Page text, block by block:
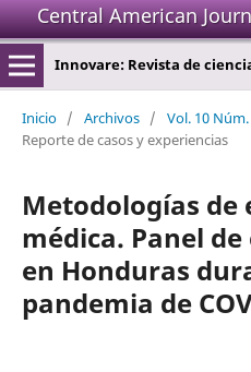
Central American
Innovare: Revista de
Inicio / Archivos / Vol. 10
Reporte de casos y experiencias
Metodologías de
médica. Panel
en Honduras
pandemia de